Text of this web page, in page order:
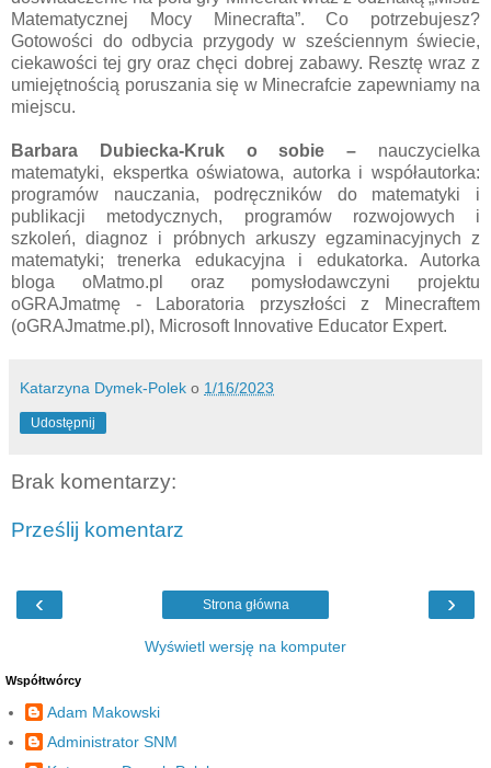
Matematycznej Mocy Minecrafta”. Co potrzebujesz?
Gotowości do odbycia przygody w sześciennym świecie,
ciekawości tej gry oraz chęci dobrej zabawy. Resztę wraz z
umiejętnością poruszania się w Minecrafcie zapewniamy na
miejscu.
Barbara Dubiecka-Kruk o sobie – nauczycielka
matematyki, ekspertka oświatowa, autorka i współautorka:
programów nauczania, podręczników do matematyki i
publikacji metodycznych, programów rozwojowych i
szkoleń, diagnoz i próbnych arkuszy egzaminacyjnych z
matematyki; trenerka edukacyjna i edukatorka. Autorka
bloga oMatmo.pl oraz pomysłodawczyni projektu
oGRAJmatmę - Laboratoria przyszłości z Minecraftem
(oGRAJmatme.pl), Microsoft Innovative Educator Expert.
Katarzyna Dymek-Polek o 1/16/2023
Udostępnij
Brak komentarzy:
Prześlij komentarz
‹ ›
Strona główna
Wyświetl wersję na komputer
Współtwórcy
Adam Makowski
Administrator SNM